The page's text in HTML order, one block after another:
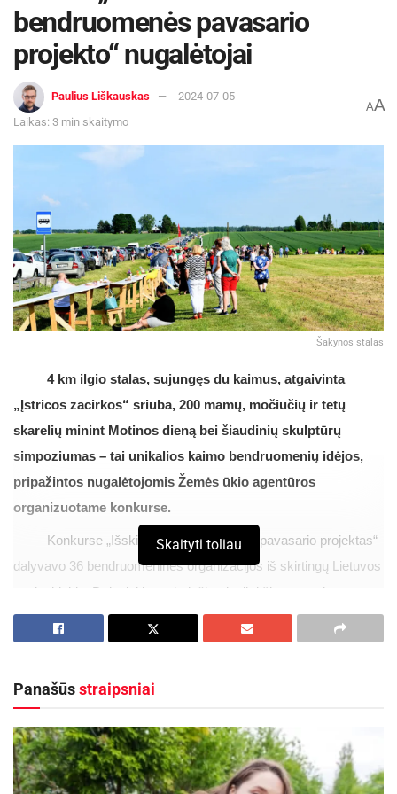
bendruomenės pavasario
projekto“ nugalėtojai
Paulius Liškauskas
2024-07-05
Laikas: 3 min skaitymo
AA
Šakynos stalas
4 km ilgio stalas, sujungęs du kaimus, atgaivinta
„Įstricos zacirkos“ sriuba, 200 mamų, močiučių ir tetų
skarelių minint Motinos dieną bei šiaudinių skulptūrų
simpoziumas – tai unikalios kaimo bendruomenių idėjos,
pripažintos nugalėtojomis Žemės ūkio agentūros
organizuotame konkurse.
Konkurse „Išskirtinis bendruomenės pavasario projektas“
dalyvavo 36 bendruomeninės organizacijos iš skirtingų Lietuvos
savivaldybių. Dalyviai buvo kviečiami teikti šį pavasarį
įgyvendintas bendruomenių veiklas ar projektus, kurie atnešė
pozityvius pokyčius, skatino tarpusavio bendradarbiavimą,
savo kaimą, stiprinti bendruomeniškumą.
Tris geriausius projektus išrinko komisija, sudaryta iš
Lietuvos kaimo bendruomenių sąjungos ir Žemės ūkio
agentūros atstovų. Tai Šakynos bendruomenės (Šiaulių r.)
Skaityti toliau
Panašūsstraipsniai